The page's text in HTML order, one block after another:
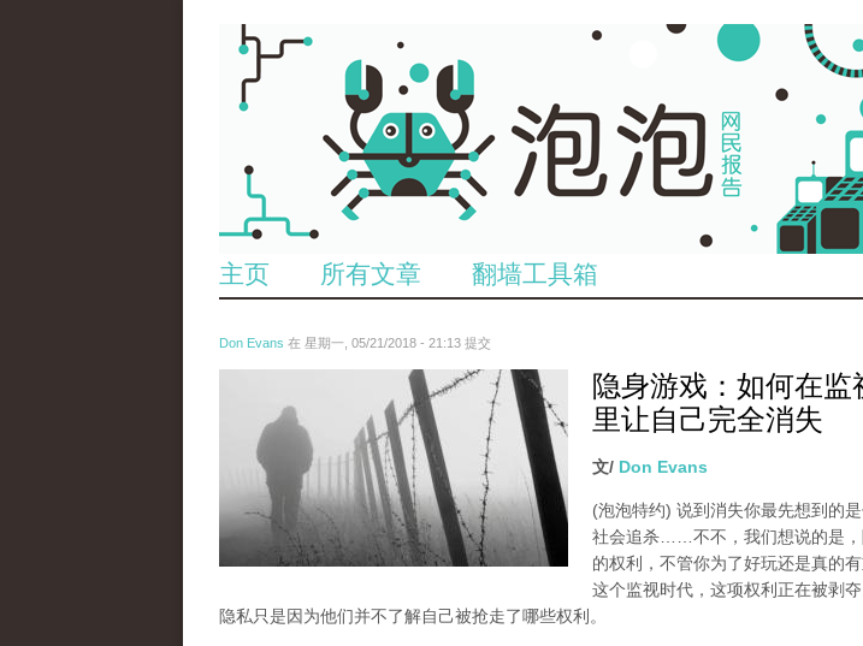
主页 所有文章 翻墙工具箱
Don Evans 在 星期一, 05/21/2018 - 21:13 提交
wechatimg1066.jpeg
隐身游戏：如何在监
里让自己完全消失
文/ Don Evans
(泡泡特约) 说到消失你最先想到的
社会追杀……不不，我们想说的是，
的权利，不管你为了好玩还是真的
这个监视时代，这项权利正在被剥
隐私只是因为他们并不了解自己被抢走了哪些权利。